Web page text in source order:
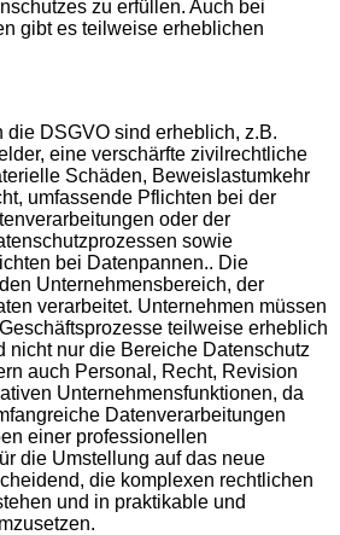
zu erfüllen. Auch bei
gibt es teilweise erheblichen
die DSGVO sind erheblich, z.B.
eine verschärfte zivilrechtliche
Schäden, Beweislastumkehr
umfassende Pflichten bei der
oder der
sowie
bei Datenpannen.. Die
Unternehmensbereich, der
verarbeitet. Unternehmen müssen
teilweise erheblich
nicht nur die Bereiche Datenschutz
auch Personal, Recht, Revision
Unternehmensfunktionen, da
Datenverarbeitungen
einer professionellen
die Umstellung auf das neue
die komplexen rechtlichen
und in praktikable und